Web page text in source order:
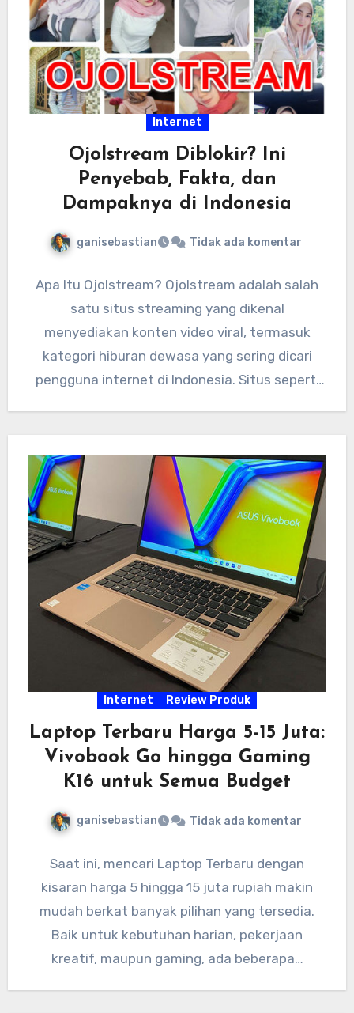
Internet
Ojolstream Diblokir? Ini
Penyebab, Fakta, dan
Dampaknya di Indonesia
ganisebastian Tidak ada komentar
Apa Itu Ojolstream? Ojolstream adalah salah
satu situs streaming yang dikenal
menyediakan konten video viral, termasuk
kategori hiburan dewasa yang sering dicari
pengguna internet di Indonesia. Situs seperti
Internet Review Produk
Laptop Terbaru Harga 5-15 Juta:
Vivobook Go hingga Gaming
K16 untuk Semua Budget
ganisebastian Tidak ada komentar
Saat ini, mencari Laptop Terbaru dengan
kisaran harga 5 hingga 15 juta rupiah makin
mudah berkat banyak pilihan yang tersedia.
Baik untuk kebutuhan harian, pekerjaan
kreatif, maupun gaming, ada beberapa…